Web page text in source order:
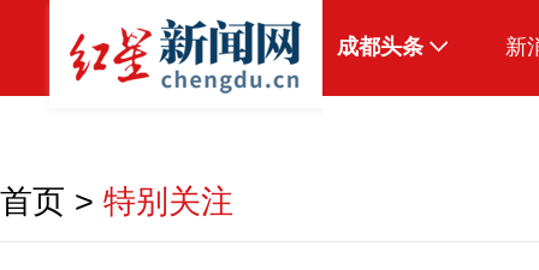
成都头条 新
首页 > 特别关注